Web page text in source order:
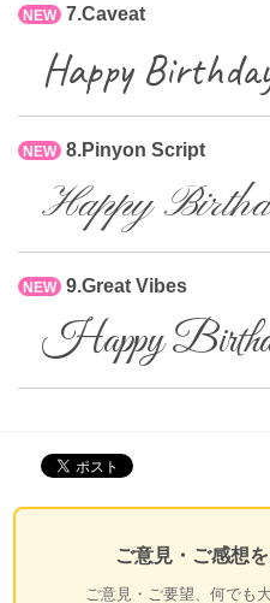
NEW 7.Caveat
Happy
NEW 8.Pinyon Script
Happy
NEW 9.Great Vibes
Happy
ご意見・ご感想
ご意見・ご要望、何でも